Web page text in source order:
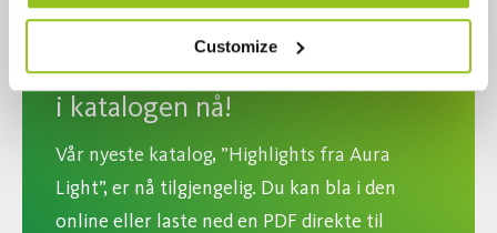
Customize
Belysningsarmaturer 2026 – bla
i katalogen nå!
Vår nyeste katalog, ”Highlights fra Aura
Light”, er nå tilgjengelig. Du kan bla i den
online eller laste ned en PDF direkte til